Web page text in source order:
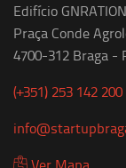
Edifício GNRATION
Praça Conde
4700-312 Braga -
(+351) 253 142 200